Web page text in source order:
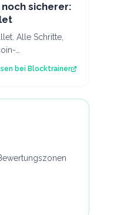
sicherer:
Alle Schritte,
dem Coldcard-…
bei Blocktrainer